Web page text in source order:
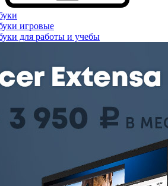
игровые
для работы и учебы